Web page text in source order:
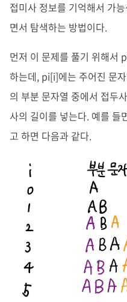
접미사 정보를 기억해서 가
면서 탐색하는 방법이다.
먼저 이 문제를 풀기 위해서
하는데, pi[i]에는 주어진 문
의 부분 문자열 중에서 접두
사의 길이를 넣는다. 예를
고 하면 다음과 같다.